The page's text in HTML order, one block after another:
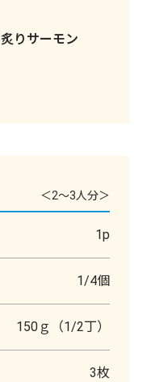
炙りサーモン
＜2～3人分＞
1p
1/4個
150ｇ（1/2丁）
3枚